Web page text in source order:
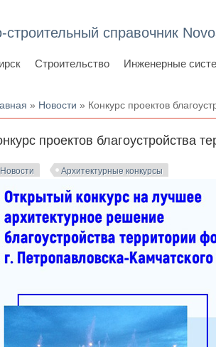
строительный справочник
Строительство Инженерные
здесь
» Новости » Конкурс проектов
проектов благоустройства
Новости Архитектурные конкурсы